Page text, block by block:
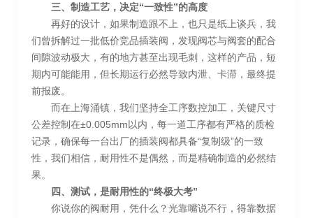
三、制造工艺，决定“一致性”的高度
再好的设计，如果制造跟不上，也只是纸上谈兵，我
们曾拆解过一批低价竞品插装阀，发现阀芯与阀套的配合
间隙波动极大，有的地方甚至出现毛刺，这样的产品，短
期内可能能用，但长期运行必然导致内泄、卡滞，最终提
前报废。
而在上海涌镇，我们坚持全工序数控加工，关键尺寸
公差控制在±0.005mm以内，每一道工序都有严格的质检
记录，确保每一台出厂的插装阀都具备“复制级”的一致
性，我们相信，耐用性不是偶然，而是精确制造的必然结
果。
四、测试，是耐用性的“终极大考”
你说你的阀耐用，凭什么？光靠嘴说不行，得靠数据